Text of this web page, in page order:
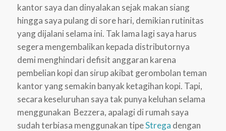
kantor saya dan dinyalakan sejak makan siang
hingga saya pulang di sore hari, demikian rutinitas
yang dijalani selama ini. Tak lama lagi saya harus
segera mengembalikan kepada distributornya
demi menghindari defisit anggaran karena
pembelian kopi dan sirup akibat gerombolan teman
kantor yang semakin banyak ketagihan kopi. Tapi,
secara keseluruhan saya tak punya keluhan selama
menggunakan Bezzera, apalagi di rumah saya
sudah terbiasa menggunakan tipeStrega dengan